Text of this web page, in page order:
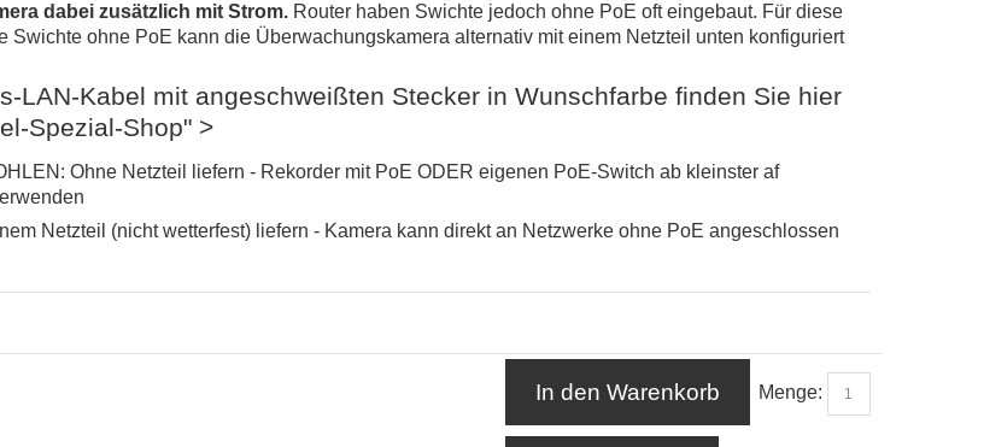
dabei zusätzlich mit Strom. Router haben Swichte jedoch ohne PoE oft eingebaut. Für diese
Swichte ohne PoE kann die Überwachungskamera alternativ mit einem Netzteil unten konfiguriert
LAN-Kabel mit angeschweißten Stecker in Wunschfarbe finden Sie hier
Spezial-Shop" >
Ohne Netzteil liefern - Rekorder mit PoE ODER eigenen PoE-Switch ab kleinster af
Netzteil (nicht wetterfest) liefern - Kamera kann direkt an Netzwerke ohne PoE angeschlossen
Menge:
In den Warenkorb